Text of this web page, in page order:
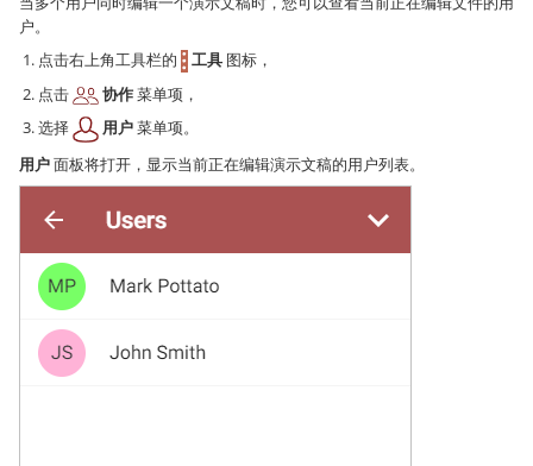
户。
点击右上角工具栏的
工具 图标，
点击
协作菜单项，
选择
用户菜单项。
用户面板将打开，显示当前正在编辑演示文稿的用户列表。